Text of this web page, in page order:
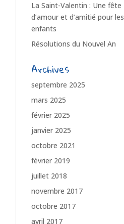
La Saint-Valentin : Une fête
d’amour et d’amitié pour les
enfants
Résolutions du Nouvel An
Archives
septembre 2025
mars 2025
février 2025
janvier 2025
octobre 2021
février 2019
juillet 2018
novembre 2017
octobre 2017
avril 2017